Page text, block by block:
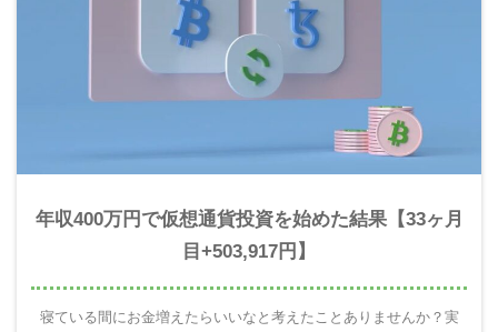
年収400万円で仮想通貨投資を始めた結果【33ヶ月
目+503,917円】
寝ている間にお金増えたらいいなと考えたことありませんか？実